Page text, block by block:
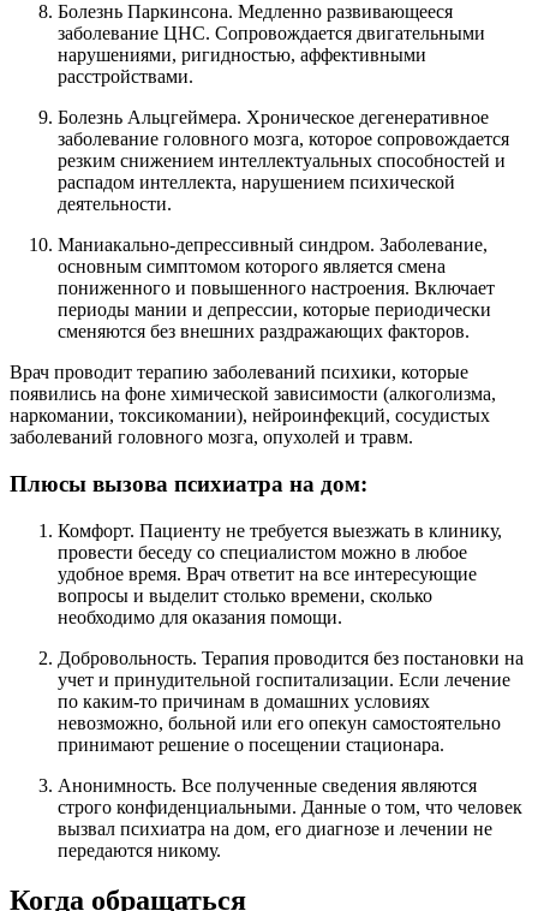
Болезнь Паркинсона. Медленно развивающееся
заболевание ЦНС. Сопровождается двигательными
нарушениями, ригидностью, аффективными
расстройствами.
Болезнь Альцгеймера. Хроническое дегенеративное
заболевание головного мозга, которое сопровождается
резким снижением интеллектуальных способностей и
распадом интеллекта, нарушением психической
деятельности.
Маниакально-депрессивный синдром. Заболевание,
основным симптомом которого является смена
пониженного и повышенного настроения. Включает
периоды мании и депрессии, которые периодически
сменяются без внешних раздражающих факторов.
Врач проводит терапию заболеваний психики, которые
появились на фоне химической зависимости (алкоголизма,
наркомании, токсикомании), нейроинфекций, сосудистых
заболеваний головного мозга, опухолей и травм.
Плюсы вызова психиатра на дом:
Комфорт. Пациенту не требуется выезжать в клинику,
провести беседу со специалистом можно в любое
удобное время. Врач ответит на все интересующие
вопросы и выделит столько времени, сколько
необходимо для оказания помощи.
Добровольность. Терапия проводится без постановки на
учет и принудительной госпитализации. Если лечение
по каким-то причинам в домашних условиях
невозможно, больной или его опекун самостоятельно
принимают решение о посещении стационара.
Анонимность. Все полученные сведения являются
строго конфиденциальными. Данные о том, что человек
вызвал психиатра на дом, его диагнозе и лечении не
передаются никому.
Когда обращаться